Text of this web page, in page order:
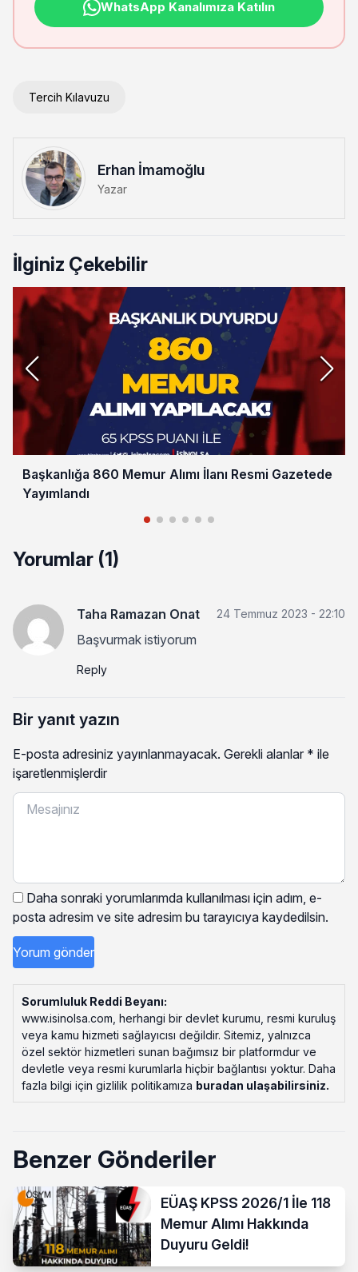
WhatsApp Kanalımıza Katılın
Tercih Kılavuzu
Erhan İmamoğlu
Yazar
İlginiz Çekebilir
Başkanlığa 860 Memur Alımı İlanı Resmi Gazetede
Yayımlandı
Yorumlar (1)
Taha Ramazan Onat 24 Temmuz 2023 - 22:10
Başvurmak istiyorum
Reply
Bir yanıt yazın
E-posta adresiniz yayınlanmayacak. Gerekli alanlar * ile
işaretlenmişlerdir
Daha sonraki yorumlarımda kullanılması için adım, e-
posta adresim ve site adresim bu tarayıcıya kaydedilsin.
Sorumluluk Reddi Beyanı:
www.isinolsa.com, herhangi bir devlet kurumu, resmi kuruluş
veya kamu hizmeti sağlayıcısı değildir. Sitemiz, yalnızca
özel sektör hizmetleri sunan bağımsız bir platformdur ve
devletle veya resmi kurumlarla hiçbir bağlantısı yoktur. Daha
fazla bilgi için gizlilik politikamıza buradan ulaşabilirsiniz.
Benzer Gönderiler
EÜAŞ KPSS 2026/1 İle 118
Memur Alımı Hakkında
Duyuru Geldi!